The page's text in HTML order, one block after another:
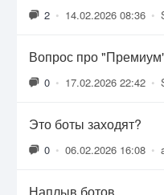
2 • 14.02.2026 08:36 •
Вопрос про
0 • 17.02.2026 22:42 •
Это боты заходят?
0 • 06.02.2026 16:08 •